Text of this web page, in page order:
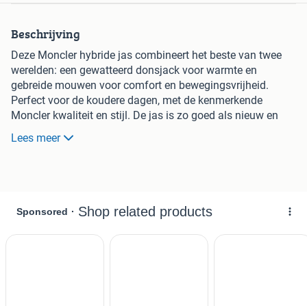
Beschrijving
Deze Moncler hybride jas combineert het beste van twee
werelden: een gewatteerd donsjack voor warmte en
gebreide mouwen voor comfort en bewegingsvrijheid.
Perfect voor de koudere dagen, met de kenmerkende
Moncler kwaliteit en stijl. De jas is zo goed als nieuw en
heeft een tijdloos design.
Lees meer